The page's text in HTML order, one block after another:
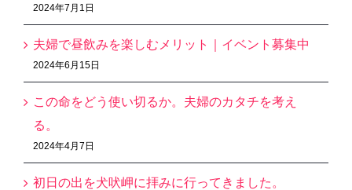
2024年7月1日
夫婦で昼飲みを楽しむメリット｜イベント募集中
2024年6月15日
この命をどう使い切るか。夫婦のカタチを考え
る。
2024年4月7日
初日の出を犬吠岬に拝みに行ってきました。